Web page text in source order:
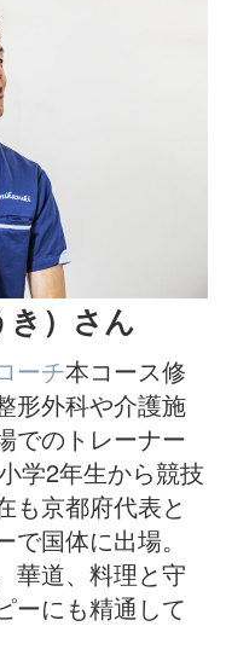
き）さん
ーチ本コース修
形外科や介護施
でのトレーナー
学2年生から競技
も京都府代表と
国体に出場。
華道、料理と守
ーにも精通して